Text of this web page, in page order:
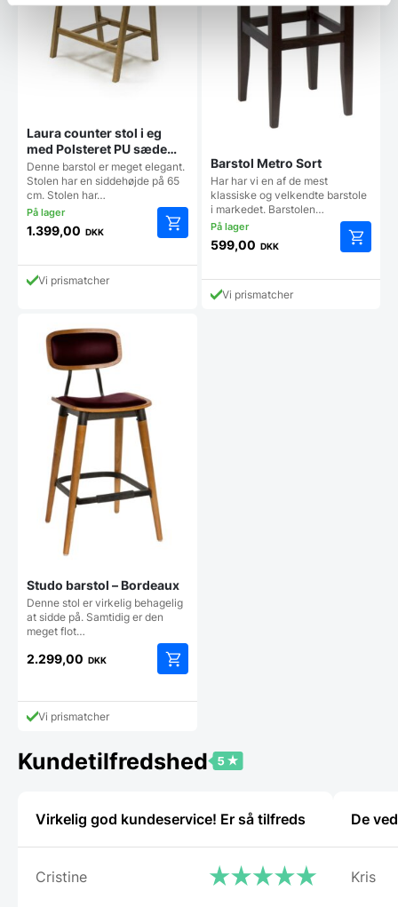
Laura counter stol i eg
med Polsteret PU sæde
(65 cm sidde højde)
Denne barstol er meget elegant.
Stolen har en siddehøjde på 65
cm. Stolen har…
1.399,00 DKK
Vi prismatcher
Barstol Metro Sort
Har har vi en af de mest
klassiske og velkendte barstole
i markedet. Barstolen…
599,00 DKK
Vi prismatcher
Studo barstol – Bordeaux
Denne stol er virkelig behagelig
at sidde på. Samtidig er den
meget flot…
2.299,00 DKK
Vi prismatcher
Kundetilfredshed
Virkelig god kundeservice! Er så tilfreds
Cristine
De
Kris